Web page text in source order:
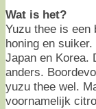
Wat is het?
Yuzu thee is een
honing en
Japan en Korea.
anders.
yuzu thee wel.
voornamelijk